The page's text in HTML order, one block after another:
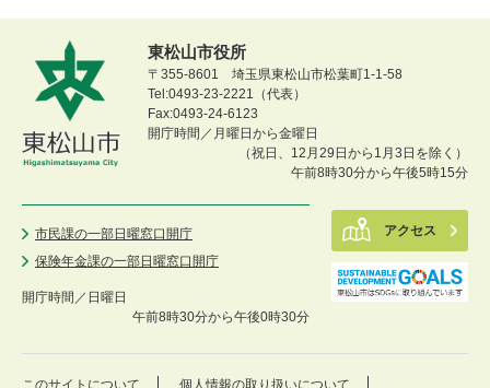
東松山市役所
〒355-8601 埼玉県東松山市松葉町1-1-58
Tel:0493-23-2221（代表）
Fax:0493-24-6123
開庁時間／月曜日から金曜日
（祝日、12月29日から1月3日を除く）
午前8時30分から午後5時15分
市民課の一部日曜窓口開庁
保険年金課の一部日曜窓口開庁
開庁時間／ 日曜日
午前8時30分から午後0時30分
アクセス
このサイトについて 個人情報の取り扱いについて